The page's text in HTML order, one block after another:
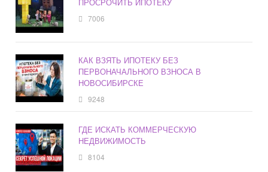
7006
КАК ВЗЯТЬ ИПОТЕКУ БЕЗ
ПЕРВОНАЧАЛЬНОГО ВЗНОСА В
НОВОСИБИРСКЕ
9248
ГДЕ ИСКАТЬ КОММЕРЧЕСКУЮ
НЕДВИЖИМОСТЬ
8104